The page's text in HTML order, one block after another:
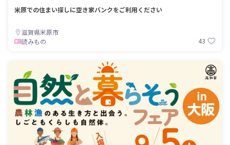
米原での住まい探しに空き家バンクをご利用ください
滋賀県米原市
読みもの
43